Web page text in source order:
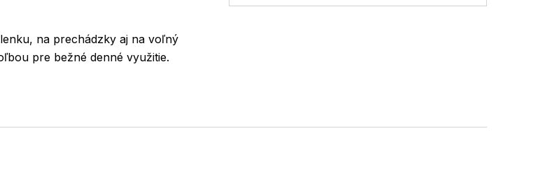
na prechádzky aj na voľný
pre bežné denné využitie.